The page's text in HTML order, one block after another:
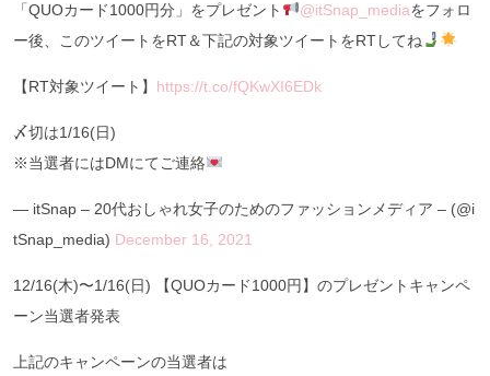
「QUOカード1000円分」をプレゼント
@itSnap_mediaをフォロ
ー後、このツイートをRT＆下記の対象ツイートをRTしてね
【RT対象ツイート】 https://t.co/fQKwXI6EDk
〆切は1/16(日)
※当選者にはDMにてご連絡
— itSnap – 20代おしゃれ女子のためのファッションメディア – (@i
tSnap_media) December 16, 2021
12/16(木)〜1/16(日) 【QUOカード1000円】のプレゼントキャンペ
ーン当選者発表
上記のキャンペーンの当選者は